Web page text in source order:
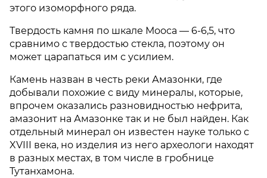
этого изоморфного ряда.
Твердость камня по шкале Мооса — 6-6,5, что
сравнимо с твердостью стекла, поэтому он
может царапаться им с усилием.
Камень назван в честь реки Амазонки, где
добывали похожие с виду минералы, которые,
впрочем оказались разновидностью нефрита,
амазонит на Амазонке так и не был найден. Как
отдельный минерал он известен науке только с
XVIII века, но изделия из него археологи находят
в разных местах, в том числе в гробнице
Тутанхамона.